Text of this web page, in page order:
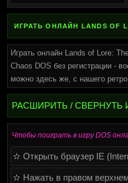
ИГРАТЬ ОНЛАЙН LANDS OF
Играть онлайн Lands of Lore:
Chaos DOS без регистрации -
можно здесь же, с нашего
РАСШИРИТЬ / СВЕРНУТЬ
Чтобы поиграть в игру DOS
✫ Открыть браузер IE
✫ Нажать в правом